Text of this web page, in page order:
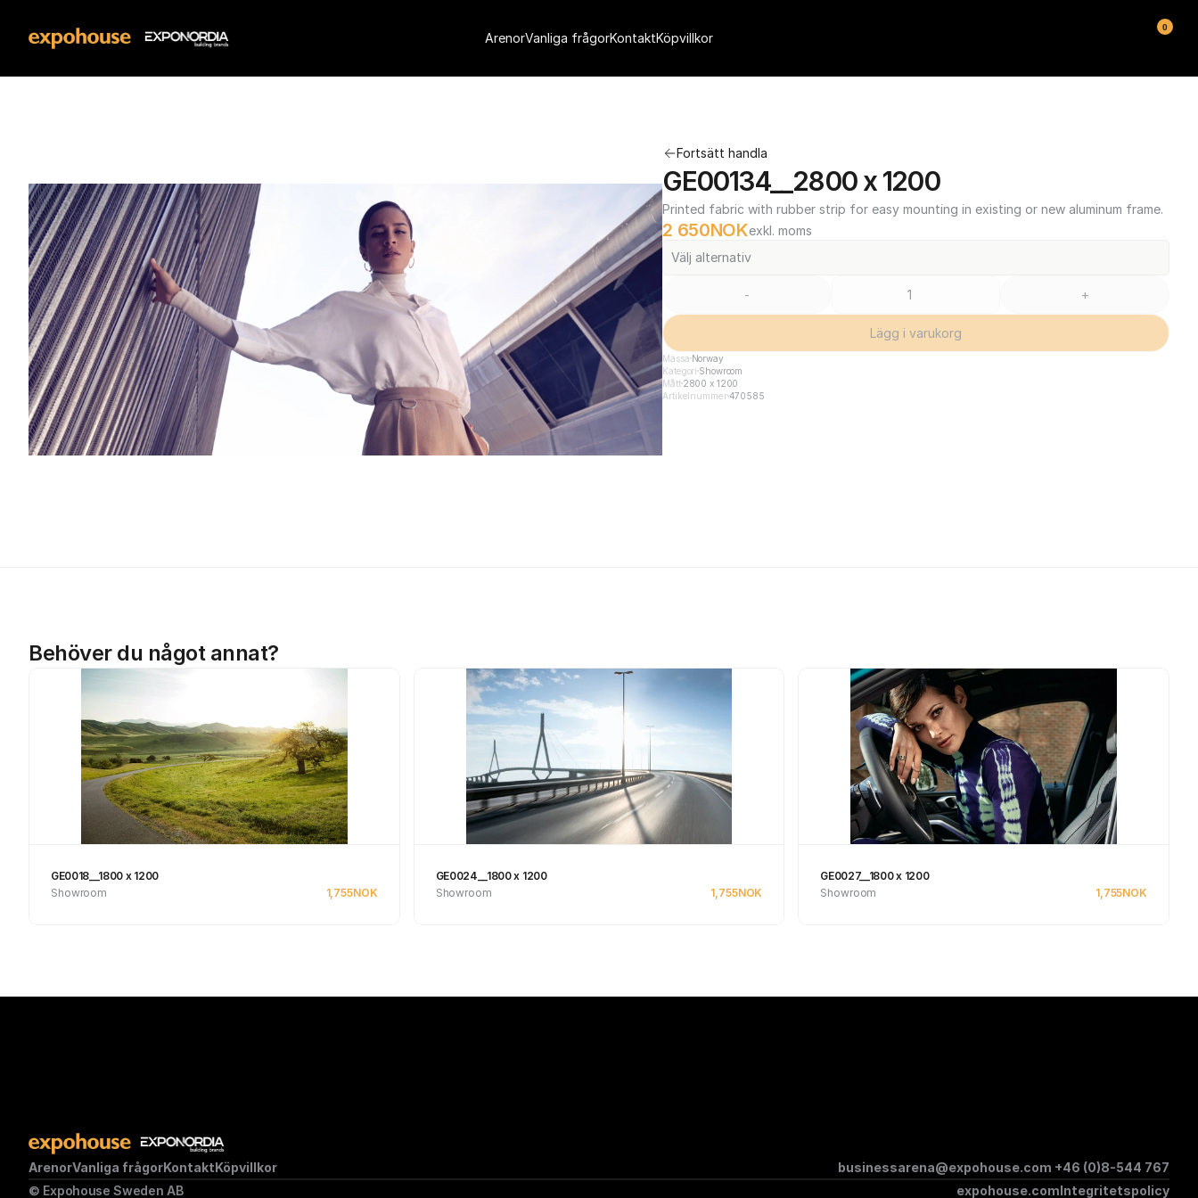
Fortsätt handla
GE00134__2800 x 1200
Printed fabric with rubber strip for easy mounting in existing or new aluminum frame.
2 650NOKexkl. moms
Välj alternativ
- +
Lägg i varukorg
Mässa Norway
Kategori Showroom
Mått2800 x 1200
Artikelnummer470585
Behöver du något annat?
GE0018__1800 x 1200
Showroom
1,755NOK
GE0024__1800 x 1200
Showroom
1,755NOK
GE0027__1800 x 1200
Showroom
1,755NOK
ArenorVanliga frågorKontaktKöpvillkor businessarena@expohouse.com +46 (0)8-544 767
© Expohouse Sweden AB
expohouse.comIntegritetspolicy
ArenorVanliga frågorKontaktKöpvillkor
0